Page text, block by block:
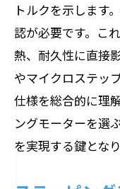
トルクを示します
認が必要です。こ
熱、耐久性に直接
やマイクロステッ
仕様を総合的に理
ングモーターを選
を実現する鍵となり